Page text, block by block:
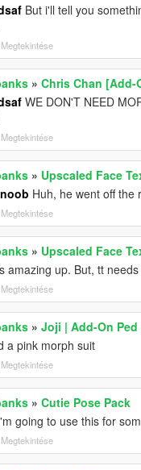
But i'll tell you
» Chris Chan [Add-
WE DON'T NEED
» Upscaled Face
Huh, he went off the
» Upscaled Face
amazing up. But, tt
» Joji | Add-On Ped
a pink morph suit
» Cutie Pose Pack
going to use this for